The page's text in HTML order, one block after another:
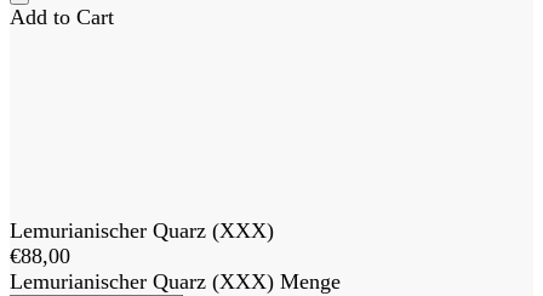
Add to Cart
Lemurianischer Quarz (XXX)
€88,00
Lemurianischer Quarz (XXX) Menge